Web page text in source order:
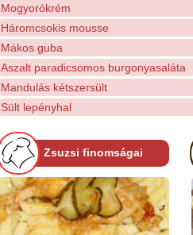
Mogyorókrém
Háromcsokis mousse
Mákos guba
Aszalt paradicsomos burgonyasaláta
Mandulás kétszersült
Sült lepényhal
Zsuzsi finomságai